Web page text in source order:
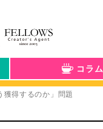
コラム
獲得するのか」問題